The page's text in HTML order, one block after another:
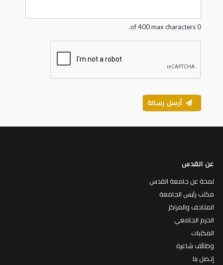
*
0 of 400 max characters.
أرسل رسالة
عن القدس
لمحة عن جامعة القدس
مكتب رئيس الجامعة
المتاحف والمراكز
الحرم الجامعي
المكتبات
وظائف شاغرة
إتـصل بنا